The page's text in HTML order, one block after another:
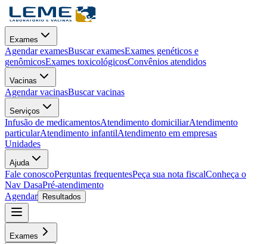
Exames
Agendar examesBuscar examesExames genéticos e
genômicosExames toxicológicosConvênios atendidos
Vacinas
Agendar vacinasBuscar vacinas
Serviços
Infusão de medicamentosAtendimento domiciliarAtendimento
particularAtendimento infantilAtendimento em empresas
Unidades
Ajuda
Fale conoscoPerguntas frequentesPeça sua nota fiscalConheça o
Nav DasaPré-atendimento
Agendar
Resultados
Exames